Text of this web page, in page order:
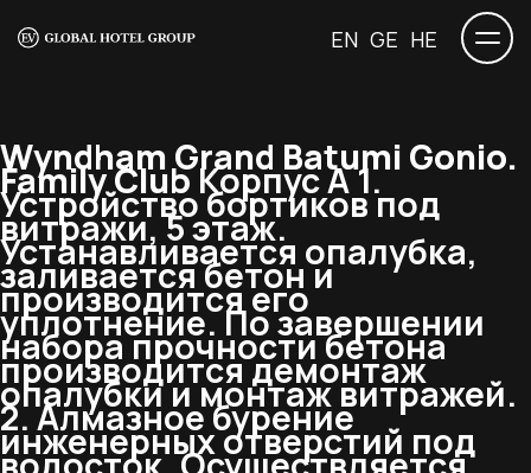
EN GE HE
Wyndham Grand Batumi Gonio.
Family ClubКорпус А 1.
Устройство бортиков под
витражи, 5 этаж.
Устанавливается опалубка,
заливается бетон и
производится его
уплотнение. По завершении
набора прочности бетона
производится демонтаж
опалубки и монтаж витражей.
2. Алмазное бурение
инженерных отверстий под